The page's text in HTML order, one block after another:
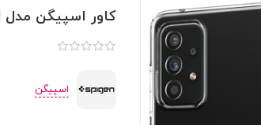
کاور اسپیگن مدل Liquid Crystal مناسب سامسونگ Galaxy A52 /A52S
اسپیگن